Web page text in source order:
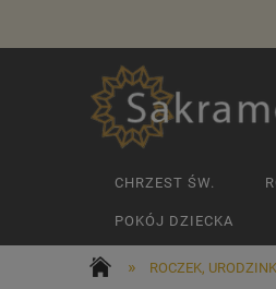
CHRZEST ŚW.
POKÓJ DZIECKA
» ROCZEK,